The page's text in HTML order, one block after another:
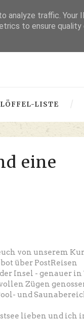
LÖFFEL-LISTE
eine
von unserem
über PostReisen
Insel - genauer in
Zügen
und
lieben und ich
analyze traffic. Your
to ensure